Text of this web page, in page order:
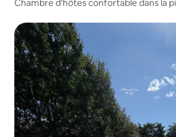
Chambre d'hôtes confortable dans la